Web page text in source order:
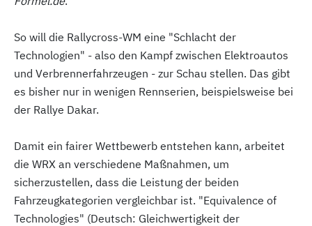
So will die Rallycross-WM eine "Schlacht der
Technologien" - also den Kampf zwischen Elektroautos
und Verbrennerfahrzeugen - zur Schau stellen. Das gibt
es bisher nur in wenigen Rennserien, beispielsweise bei
der Rallye Dakar.
Damit ein fairer Wettbewerb entstehen kann, arbeitet
die WRX an verschiedene Maßnahmen, um
sicherzustellen, dass die Leistung der beiden
Fahrzeugkategorien vergleichbar ist. "Equivalence of
Technologies" (Deutsch: Gleichwertigkeit der